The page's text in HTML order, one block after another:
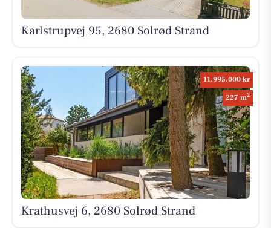
Karlstrupvej 95, 2680 Solrød Strand
11.995.000 kr
227 m2
Krathusvej 6, 2680 Solrød Strand